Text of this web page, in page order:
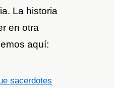
La historia
en otra
aquí:
sacerdotes